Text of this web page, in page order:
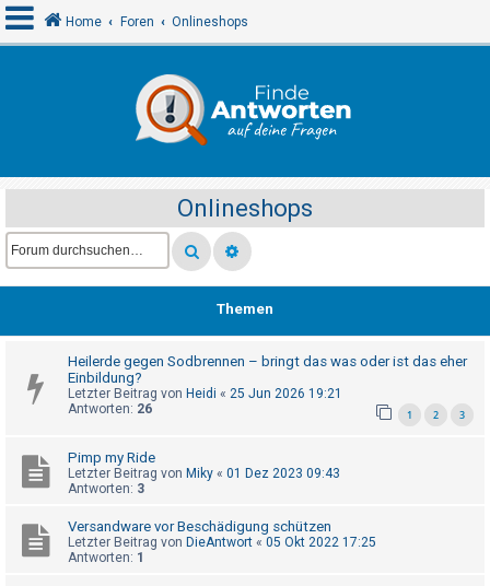
e
l
d
e
R
e
i
r
i
Home Foren Onlineshops
Onlineshops
Themen
Heilerde gegen Sodbrennen – bringt das was oder ist das eher
Einbildung?
Letzter Beitrag von Heidi « 25 Jun 2026 19:21
Antworten: 26 1 2 3
Pimp my Ride
Letzter Beitrag von Miky « 01 Dez 2023 09:43
Antworten: 3
Versandware vor Beschädigung schützen
Letzter Beitrag von DieAntwort « 05 Okt 2022 17:25
Antworten: 1